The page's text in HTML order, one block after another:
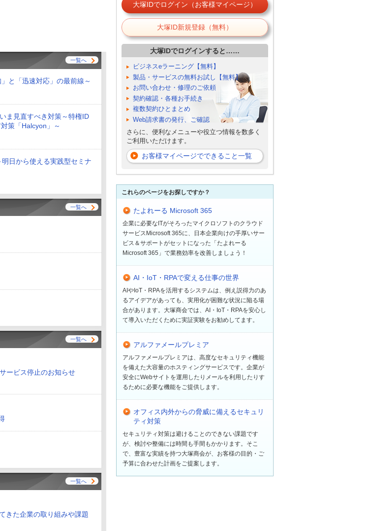
一覧へ
と「迅速対応」の最前線～
ま見直すべき対策～特権ID
策「Halcyon」～
日から使える実践型セミナ
一覧へ
一覧へ
ービス停止のお知らせ
一覧へ
きた企業の取り組みや課題
大塚IDでログイン（お客様マイページ）
大塚ID新規登録（無料）
大塚IDでログインすると……
ビジネスeラーニング【無料】
製品・サービスの無料お試し【無料】
お問い合わせ・修理のご依頼
契約確認・各種お手続き
複数契約ひとまとめ
Web請求書の発行、ご確認
さらに、便利なメニューや役立つ情報を数多く
ご利用いただけます。
お客様マイページでできること一覧
これらのページをお探しですか？
たよれーる Microsoft 365
企業に必要なITがそろったマイクロソフトのクラウド
サービスMicrosoft 365に、日本企業向けの手厚いサー
ビス＆サポートがセットになった「たよれーる
Microsoft 365」で業務効率を改善しましょう！
AI・IoT・RPAで変える仕事の世界
AIやIoT・RPAを活用するシステムは、例え説得力のあ
るアイデアがあっても、実用化が困難な状況に陥る場
合があります。大塚商会では、AI・IoT・RPAを安心し
て導入いただくために実証実験をお勧めしてます。
アルファメールプレミア
アルファメールプレミアは、高度なセキュリティ機能
を備えた大容量のホスティングサービスです。企業が
安全にWebサイトを運用したりメールを利用したりす
るために必要な機能をご提供します。
オフィス内外からの脅威に備えるセキュリ
ティ対策
セキュリティ対策は避けることのできない課題です
が、検討や整備には時間も手間もかかります。そこ
で、豊富な実績を持つ大塚商会が、お客様の目的・ご
予算に合わせた計画をご提案します。